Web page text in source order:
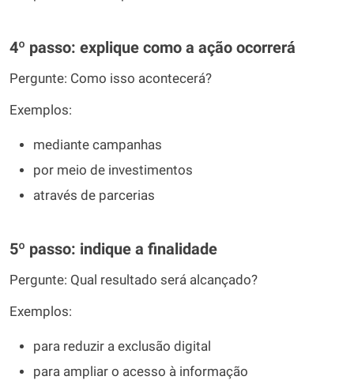
4º passo: explique como a ação ocorrerá
Pergunte: Como isso acontecerá?
Exemplos:
mediante campanhas
por meio de investimentos
através de parcerias
5º passo: indique a finalidade
Pergunte: Qual resultado será alcançado?
Exemplos:
para reduzir a exclusão digital
para ampliar o acesso à informação